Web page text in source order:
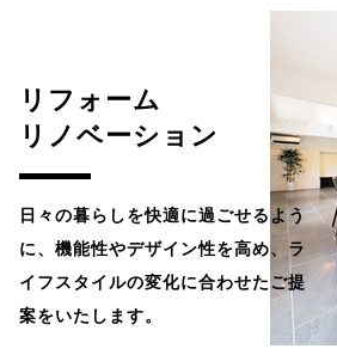
リフォーム
リノベーション
日々の暮らしを快適に過ごせるよう
に、機能性やデザイン性を高め、ラ
イフスタイルの変化に合わせたご提
案をいたします。